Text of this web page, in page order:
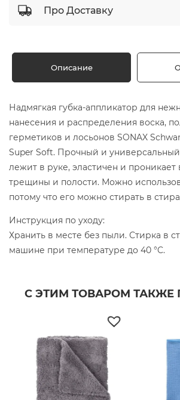
Про Доставку
Описание
Надмягкая губка-аппликатор для
нанесения и распределения воска,
герметиков и лосьонов SONAX
Super Soft. Прочный и
лежит в руке, эластичен и
трещины и полости. Можно
потому что его можно стирать в
Инструкция по уходу:
Хранить в месте без пыли. Стирка в
машине при температуре до 40 °C.
С ЭТИМ ТОВАРОМ